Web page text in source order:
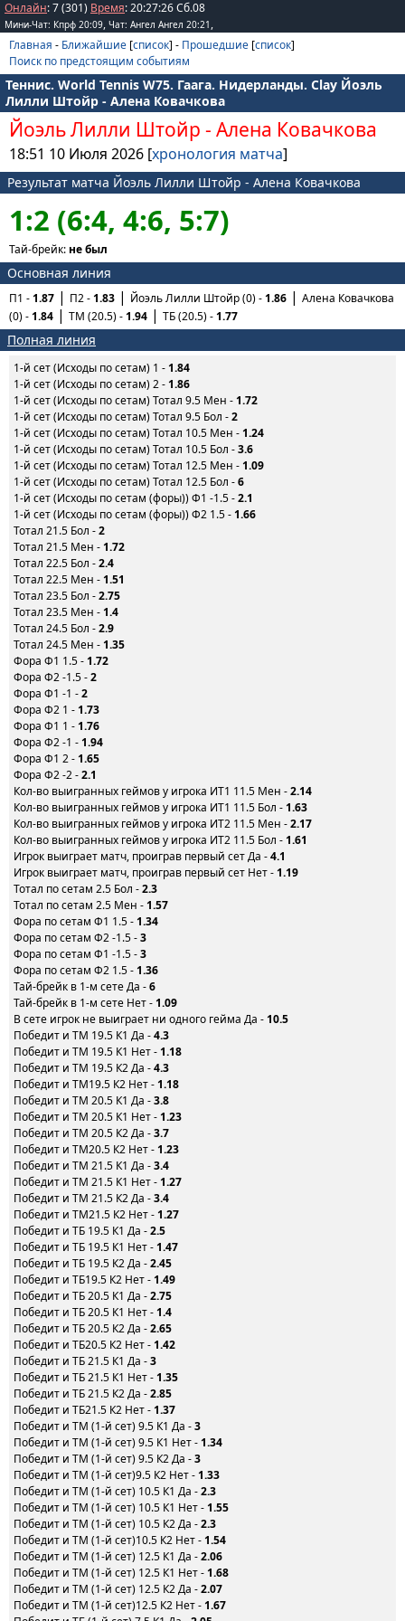
Онлайн: 7 (301) Время:20:27:26Сб.08
Мини-Чат: Кпрф 20:09, Чат: Ангел Ангел 20:21 ,
Главная - Ближайшие [список] - Прошедшие [список]
Поиск по предстоящим событиям
Теннис. World Tennis W75. Гаага. Нидерланды. Clay Йоэль
Лилли Штойр - Алена Ковачкова
Йоэль Лилли Штойр - Алена Ковачкова
18:51 10 Июля 2026 [хронология матча]
Результат матча Йоэль Лилли Штойр - Алена Ковачкова
1:2 (6:4, 4:6, 5:7)
Тай-брейк: не был
Основная линия
П1 -1.87 П2 -1.83 Йоэль Лилли Штойр (0) -1.86
Алена Ковачкова
(0) -1.84 ТМ (20.5) -1.94 ТБ (20.5) -1.77
Полная линия
1-й сет (Исходы по сетам) 1 - 1.84
1-й сет (Исходы по сетам) 2 - 1.86
1-й сет (Исходы по сетам) Тотал 9.5 Мен - 1.72
1-й сет (Исходы по сетам) Тотал 9.5 Бол -2
1-й сет (Исходы по сетам) Тотал 10.5 Мен - 1.24
1-й сет (Исходы по сетам) Тотал 10.5 Бол -3.6
1-й сет (Исходы по сетам) Тотал 12.5 Мен - 1.09
1-й сет (Исходы по сетам) Тотал 12.5 Бол -6
1-й сет (Исходы по сетам (форы)) Ф1 -1.5 -2.1
1-й сет (Исходы по сетам (форы)) Ф2 1.5 - 1.66
Тотал 21.5 Бол -2
Тотал 21.5 Мен - 1.72
Тотал 22.5 Бол -2.4
Тотал 22.5 Мен - 1.51
Тотал 23.5 Бол -2.75
Тотал 23.5 Мен - 1.4
Тотал 24.5 Бол -2.9
Тотал 24.5 Мен - 1.35
Фора Ф1 1.5 - 1.72
Фора Ф2 -1.5 -2
Фора Ф1 -1 -2
Фора Ф2 1 - 1.73
Фора Ф1 1 - 1.76
Фора Ф2 -1 - 1.94
Фора Ф1 2 - 1.65
Фора Ф2 -2 -2.1
Кол-во выигранных геймов у игрока ИТ1 11.5 Мен -2.14
Кол-во выигранных геймов у игрока ИТ1 11.5 Бол - 1.63
Кол-во выигранных геймов у игрока ИТ2 11.5 Мен -2.17
Кол-во выигранных геймов у игрока ИТ2 11.5 Бол - 1.61
Игрок выиграет матч, проиграв первый сет Да -4.1
Игрок выиграет матч, проиграв первый сет Нет - 1.19
Тотал по сетам 2.5 Бол -2.3
Тотал по сетам 2.5 Мен - 1.57
Фора по сетам Ф1 1.5 - 1.34
Фора по сетам Ф2 -1.5 -3
Фора по сетам Ф1 -1.5 -3
Фора по сетам Ф2 1.5 - 1.36
Тай-брейк в 1-м сете Да -6
Тай-брейк в 1-м сете Нет - 1.09
В сете игрок не выиграет ни одного гейма Да - 10.5
Победит и ТМ 19.5 К1 Да -4.3
Победит и ТМ 19.5 К1 Нет - 1.18
Победит и ТМ 19.5 К2 Да -4.3
Победит и ТМ19.5 К2 Нет - 1.18
Победит и ТМ 20.5 К1 Да -3.8
Победит и ТМ 20.5 К1 Нет - 1.23
Победит и ТМ 20.5 К2 Да -3.7
Победит и ТМ20.5 К2 Нет - 1.23
Победит и ТМ 21.5 К1 Да -3.4
Победит и ТМ 21.5 К1 Нет - 1.27
Победит и ТМ 21.5 К2 Да -3.4
Победит и ТМ21.5 К2 Нет - 1.27
Победит и ТБ 19.5 К1 Да -2.5
Победит и ТБ 19.5 К1 Нет - 1.47
Победит и ТБ 19.5 К2 Да -2.45
Победит и ТБ19.5 К2 Нет - 1.49
Победит и ТБ 20.5 К1 Да -2.75
Победит и ТБ 20.5 К1 Нет - 1.4
Победит и ТБ 20.5 К2 Да -2.65
Победит и ТБ20.5 К2 Нет - 1.42
Победит и ТБ 21.5 К1 Да -3
Победит и ТБ 21.5 К1 Нет - 1.35
Победит и ТБ 21.5 К2 Да -2.85
Победит и ТБ21.5 К2 Нет - 1.37
Победит и ТМ (1-й сет) 9.5 К1 Да -3
Победит и ТМ (1-й сет) 9.5 К1 Нет - 1.34
Победит и ТМ (1-й сет) 9.5 К2 Да -3
Победит и ТМ (1-й сет)9.5 К2 Нет - 1.33
Победит и ТМ (1-й сет) 10.5 К1 Да -2.3
Победит и ТМ (1-й сет) 10.5 К1 Нет - 1.55
Победит и ТМ (1-й сет) 10.5 К2 Да -2.3
Победит и ТМ (1-й сет)10.5 К2 Нет - 1.54
Победит и ТМ (1-й сет) 12.5 К1 Да -2.06
Победит и ТМ (1-й сет) 12.5 К1 Нет - 1.68
Победит и ТМ (1-й сет) 12.5 К2 Да -2.07
Победит и ТМ (1-й сет)12.5 К2 Нет - 1.67